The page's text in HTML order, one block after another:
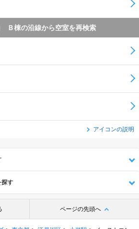
Ｂ棟の沿線から空室を再検索
アイコンの説明
探す
ページの先頭へ